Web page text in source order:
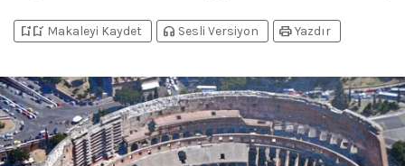
bookmark_addbookmark_added Makaleyi Kaydet headphones Sesli Versiyon printYazdır